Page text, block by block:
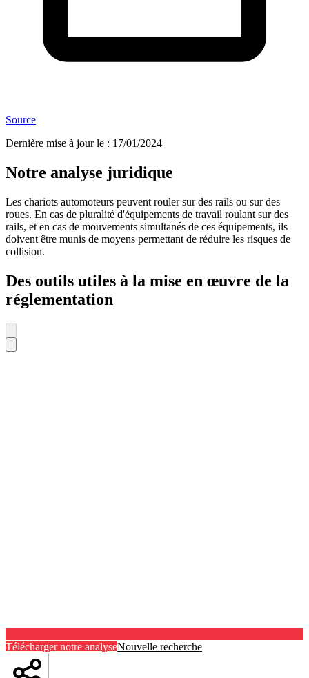
Source
Dernière mise à jour le : 17/01/2024
Notre analyse juridique
Les chariots automoteurs peuvent rouler sur des rails ou sur des
roues. En cas de pluralité d'équipements de travail roulant sur des
rails, et en cas de mouvements simultanés de ces équipements, ils
doivent être munis de moyens permettant de réduire les risques de
collision.
Des outils utiles à la mise en œuvre de la
réglementation
Télécharger notre analyseNouvelle recherche